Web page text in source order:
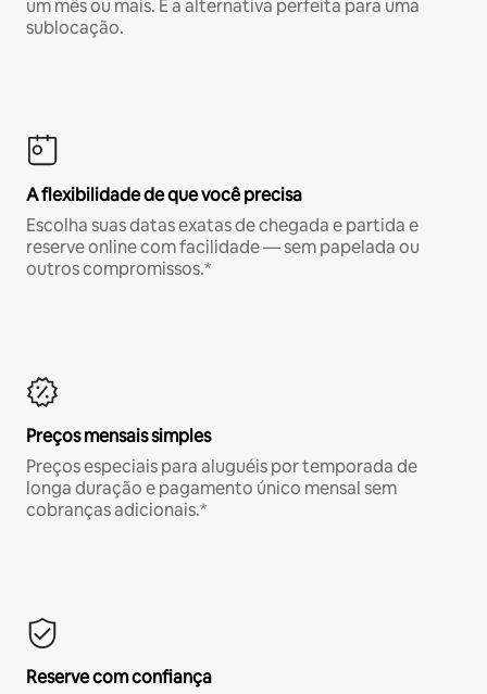
um mês ou mais. É a alternativa perfeita para uma
sublocação.
A flexibilidade de que você precisa
Escolha suas datas exatas de chegada e partida e
reserve online com facilidade — sem papelada ou
outros compromissos.*
Preços mensais simples
Preços especiais para aluguéis por temporada de
longa duração e pagamento único mensal sem
cobranças adicionais.*
Reserve com confiança